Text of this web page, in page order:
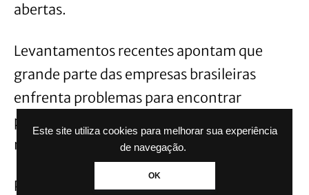
Este site utiliza cookies para melhorar sua experiência
de navegação.
OK
abertas.
Levantamentos recentes apontam que
grande parte das empresas brasileiras
enfrenta problemas para encontrar
profissionais qualificados ou interessados
nas oportunidades disponíveis.
Para Luciano Hang, a situação está